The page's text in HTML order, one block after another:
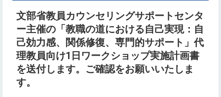
文部省教員カウンセリングサポートセンタ
ー主催の「教職の道における自己実現：自
己効力感、関係修復、専門的サポート」代
理教員向け1日ワークショップ実施計画書
を送付します。ご確認をお願いいたしま
す。